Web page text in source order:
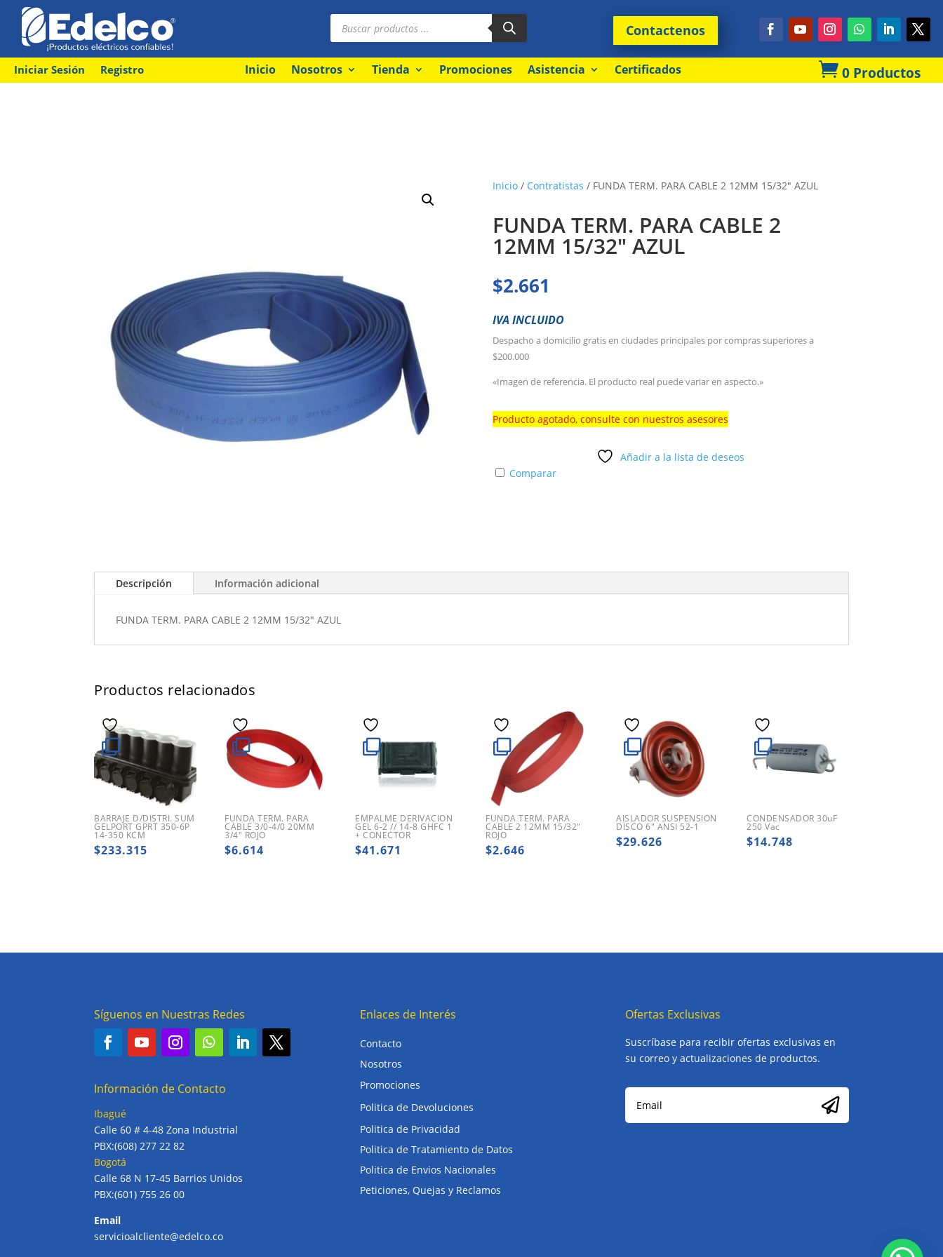
Búsqueda
productos Contactenos
Iniciar Sesión Registro Inicio Nosotros Tienda Promociones Asistencia Certificados  0 Productos
Inicio/ Contratistas / FUNDA TERM. PARA CABLE 2 12MM 15/32″ AZUL
FUNDA TERM. PARA CABLE 2
12MM 15/32″ AZUL
$2.661
IVA INCLUIDO
Despacho a domicilio gratis en ciudades principales por compras superiores a
$200.000
«Imagen de referencia. El producto real puede variar en aspecto.»
Producto agotado, consulte con nuestros asesores
Añadir a la lista de deseos
Comparar
Descripción Información adicional
FUNDA TERM. PARA CABLE 2 12MM 15/32" AZUL
Productos relacionados
BARRAJE D/DISTRI. SUM
GELPORT GPRT 350-6P
14-350 KCM
$233.315
FUNDA TERM. PARA
CABLE 3/0-4/0 20MM
3/4″ ROJO
$6.614
EMPALME DERIVACION
GEL 6-2 // 14-8 GHFC 1
+ CONECTOR
$41.671
FUNDA TERM. PARA
CABLE 2 12MM 15/32″
ROJO
$2.646
AISLADOR SUSPENSION
DISCO 6″ ANSI 52-1
$29.626
CONDENSADOR 30uF
250 Vac
$14.748
Síguenos en Nuestras Redes
Información de Contacto
Ibagué
Calle 60 # 4-48 Zona Industrial
PBX:(608) 277 22 82
Bogotá
Calle 68 N 17-45 Barrios Unidos
PBX:(601) 755 26 00
Email
servicioalcliente@edelco.co
Enlaces de Interés
Contacto
Nosotros
Promociones
Politica de Devoluciones
Politica de Privacidad
Politica de Tratamiento de Datos
Politica de Envios Nacionales
Peticiones, Quejas y Reclamos
Ofertas Exclusivas
Suscríbase para recibir ofertas exclusivas en
su correo y actualizaciones de productos.